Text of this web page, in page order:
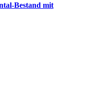
Bestand mit